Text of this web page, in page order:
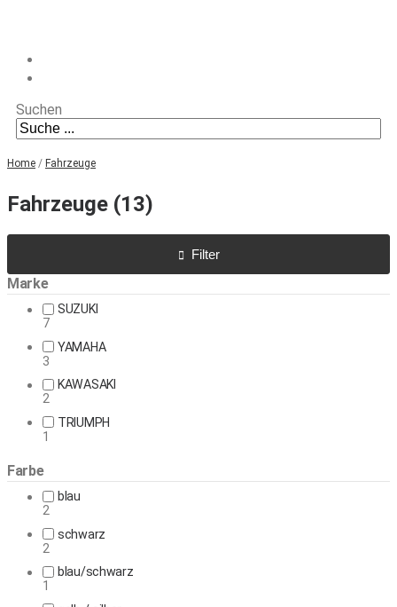
Suchen
Home / Fahrzeuge
Fahrzeuge (13)
Filter
Marke
SUZUKI
7
YAMAHA
3
KAWASAKI
2
TRIUMPH
1
Farbe
blau
2
schwarz
2
blau/schwarz
1